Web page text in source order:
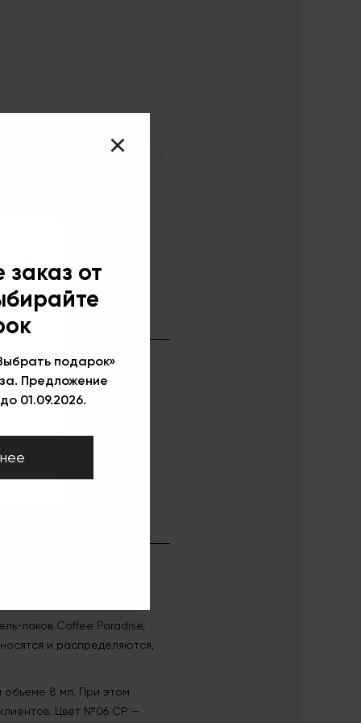
×
лаков Coffee Paradise,
и распределяются,
объеме 8 мл. При этом
Цвет №06 CP —
от
подарок»
Предложение
01.09.2026.